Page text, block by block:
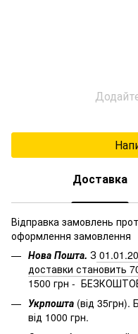
Доставка
Відправка замовлень
оформлення замовлення
Нова Пошта. З
доставки становить
1500 грн -
Укрпошта (від 35грн).
від 1000 грн.